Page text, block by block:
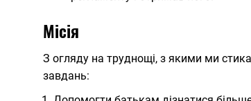
Місія
З огляду на труднощі, з якими ми
завдань: